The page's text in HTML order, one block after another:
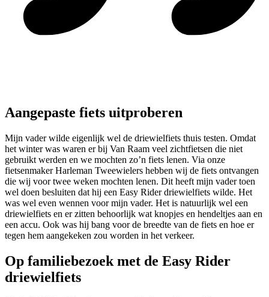
Aangepaste fiets uitproberen
Mijn vader wilde eigenlijk wel de driewielfiets thuis testen. Omdat
het winter was waren er bij Van Raam veel zichtfietsen die niet
gebruikt werden en we mochten zo’n fiets lenen. Via onze
fietsenmaker Harleman Tweewielers hebben wij de fiets ontvangen
die wij voor twee weken mochten lenen. Dit heeft mijn vader toen
wel doen besluiten dat hij een Easy Rider driewielfiets wilde. Het
was wel even wennen voor mijn vader. Het is natuurlijk wel een
driewielfiets en er zitten behoorlijk wat knopjes en hendeltjes aan en
een accu. Ook was hij bang voor de breedte van de fiets en hoe er
tegen hem aangekeken zou worden in het verkeer.
Op familiebezoek met de Easy Rider
driewielfiets